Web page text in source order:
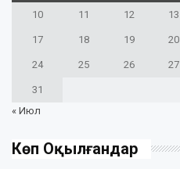
10 11 12 13
17 18 19 20
24 25 26 27
31
« Июл
Көп Оқылғандар